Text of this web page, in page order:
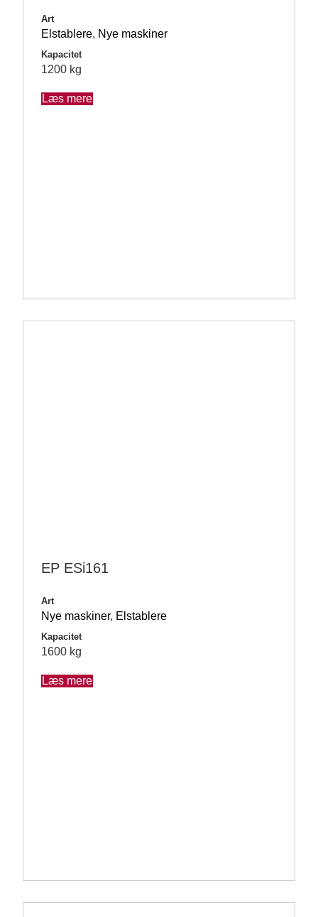
Art
Elstablere, Nye maskiner
Kapacitet
1200 kg
Læs mere
EP ESi161
Art
Nye maskiner, Elstablere
Kapacitet
1600 kg
Læs mere